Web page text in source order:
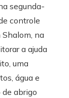
segunda-
controle
Shalom, na
a ajuda
uma
água e
abrigo